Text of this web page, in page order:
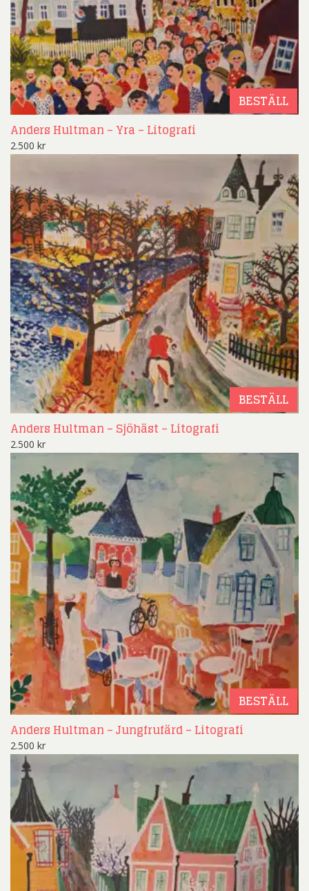
BESTÄLL
Anders Hultman – Yra – Litografi
2.500 kr
BESTÄLL
Anders Hultman – Sjöhäst – Litografi
2.500 kr
BESTÄLL
Anders Hultman – Jungfrufärd – Litografi
2.500 kr